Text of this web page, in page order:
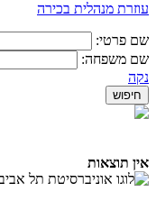
עוזרת מנהלית בכירה
שם פרטי:
שם משפחה:
נקה
אין תוצאות